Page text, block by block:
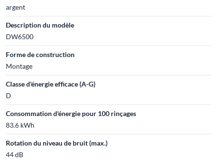
argent
Description du modèle
DW6500
Forme de construction
Montage
Classe d'énergie efficace (A-G)
D
Consommation d'énergie pour 100 rinçages
83.6 kWh
Rotation du niveau de bruit (max.)
44 dB